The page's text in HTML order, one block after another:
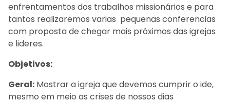
enfrentamentos dos trabalhos missionários e para
tantos realizaremos varias pequenas conferencias
com proposta de chegar mais próximos das igrejas
e lideres.
Objetivos:
Geral: Mostrar a igreja que devemos cumprir o ide,
mesmo em meio as crises de nossos dias